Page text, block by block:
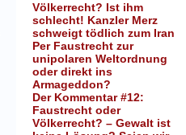
Völkerrecht? Ist ihm
schlecht! Kanzler Merz
schweigt tödlich zum Iran
Per Faustrecht zur
unipolaren Weltordnung
oder direkt ins
Armageddon?
Der Kommentar #12:
Faustrecht oder
Völkerrecht? – Gewalt ist